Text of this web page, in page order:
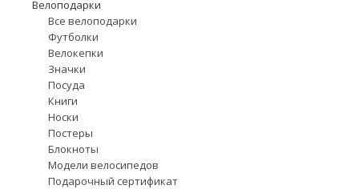
Велоподарки
Все велоподарки
Футболки
Велокепки
Значки
Посуда
Книги
Носки
Постеры
Блокноты
Модели велосипедов
Подарочный сертификат